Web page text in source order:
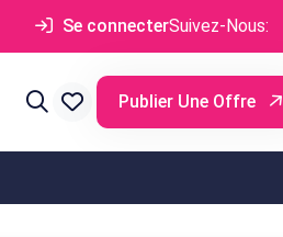
Se connecterSuivez-Nous:
Publier Une Offre